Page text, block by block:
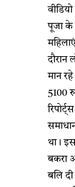
पूजा के
दौरान
मान
5100
था।
बकरा
बलि